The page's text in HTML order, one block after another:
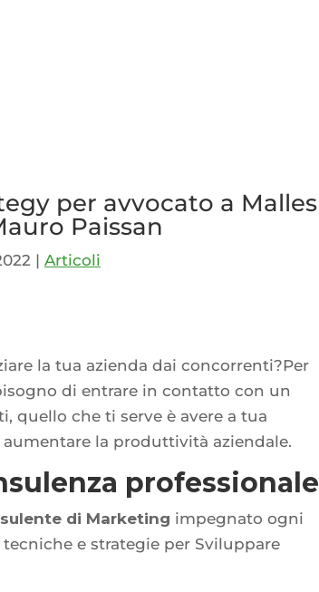
per avvocato a Malles
Paissan
| Articoli
la tua azienda dai concorrenti?Per
di entrare in contatto con un
quello che ti serve è avere a tua
la produttività aziendale.
professionale
di Marketing impegnato ogni
e strategie per Sviluppare